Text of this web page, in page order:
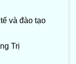
và đào tạo
Trị